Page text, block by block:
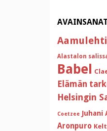
AVAINSANAT
Aamulehti
Alastalon
Babel
Elämän
Helsingin
Coetzee Juhani
Aronpuro